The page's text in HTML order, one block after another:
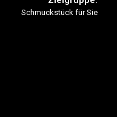
Schmuckstück für Sie